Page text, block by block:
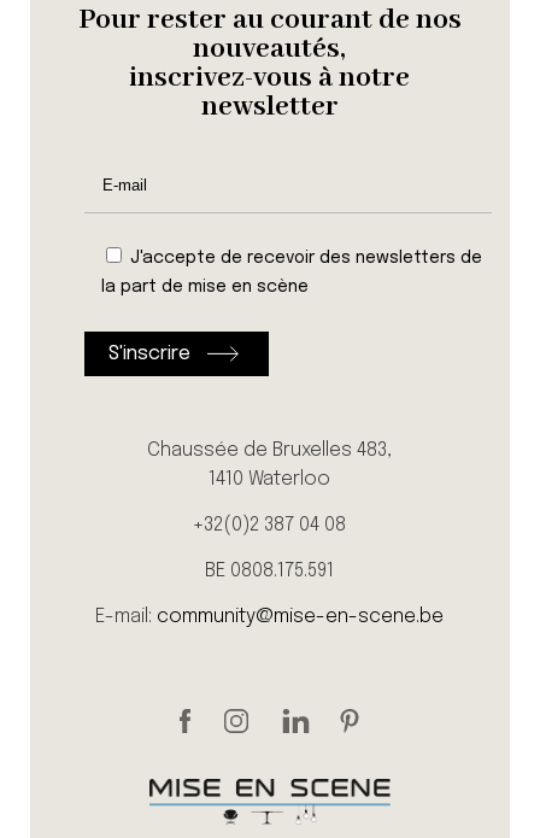
Pour rester au courant de nos
nouveautés,
inscrivez-vous à notre
newsletter
J'accepte de recevoir des newsletters de
la part de mise en scène
Chaussée de Bruxelles 483,
1410 Waterloo
+32(0)2 387 04 08
BE 0808.175.591
E-mail: community@mise-en-scene.be